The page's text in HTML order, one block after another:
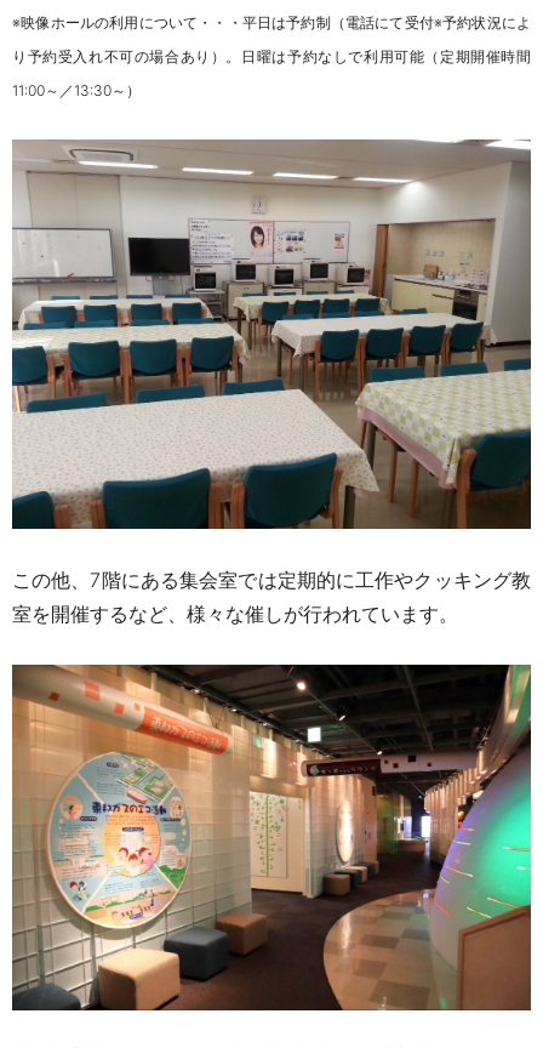
※映像ホールの利用について・・・平日は予約制（電話にて受付※予約状況によ
り予約受入れ不可の場合あり）。日曜は予約なしで利用可能（定期開催時間
11:00～／13:30～）
この他、7階にある集会室では定期的に工作やクッキング教
室を開催するなど、様々な催しが行われています。